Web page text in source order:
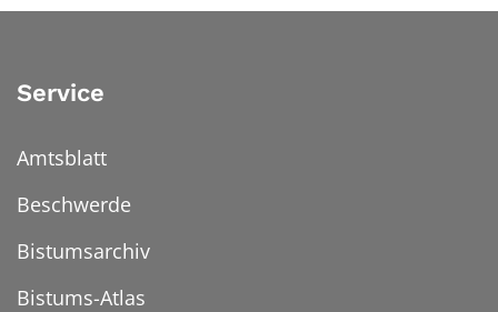
Service
Amtsblatt
Beschwerde
Bistumsarchiv
Bistums-Atlas